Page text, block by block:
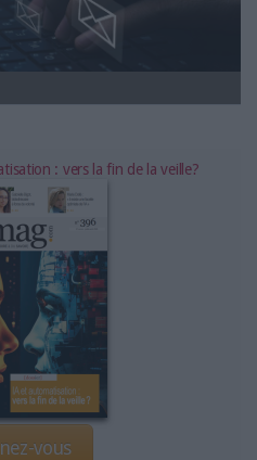
: vers la fin de la veille?
vous